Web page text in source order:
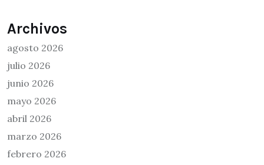
Archivos
agosto 2026
julio 2026
junio 2026
mayo 2026
abril 2026
marzo 2026
febrero 2026